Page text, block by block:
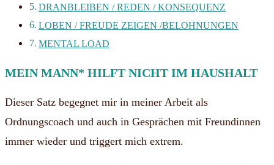
DRANBLEIBEN / REDEN / KONSEQUENZ
LOBEN / FREUDE ZEIGEN /BELOHNUNGEN
MENTAL LOAD
MEIN MANN* HILFT NICHT IM HAUSHALT
Dieser Satz begegnet mir in meiner Arbeit als
Ordnungscoach und auch in Gesprächen mit Freundinnen
immer wieder und triggert mich extrem.